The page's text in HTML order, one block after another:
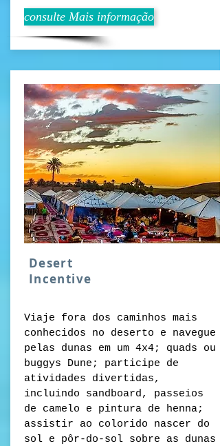
consulte Mais informação
Desert
Incentive
Viaje fora dos caminhos mais
conhecidos no deserto e navegue
pelas dunas em um 4x4; quads ou
buggys Dune; participe de
atividades divertidas,
incluindo sandboard, passeios
de camelo e pintura de henna;
assistir ao colorido nascer do
sol e pôr-do-sol sobre as dunas